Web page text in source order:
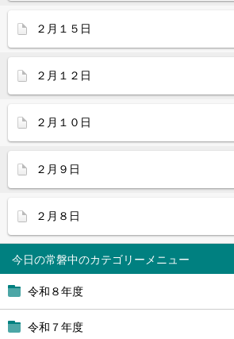
今日の常磐中
令和８年度
令和７年度
２月１５日
２月１２日
２月１０日
２月９日
２月８日